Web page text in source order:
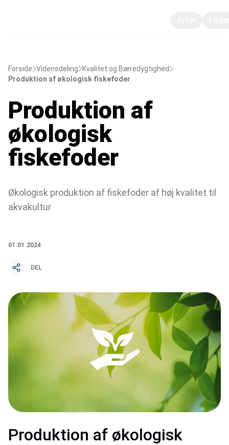
Forside Vidensdeling
Kvalitet og Bæredygtighed
Produktion af økologisk fiskefoder
01.01.2024
DEL
Produktion af
økologisk
fiskefoder
Økologisk produktion af fiskefoder af høj kvalitet til
akvakultur
Produktion af økologisk